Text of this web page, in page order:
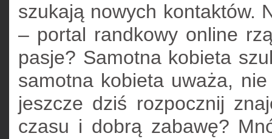
szukają nowych kontaktów.
– portal randkowy online
pasje? Samotna kobieta
samotna kobieta uważa,
jeszcze dziś rozpocznij
czasu i dobrą zabawę?